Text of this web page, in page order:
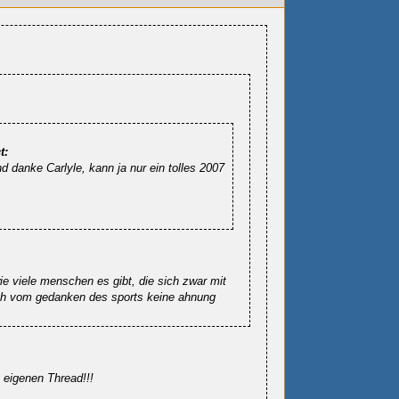
danke Carlyle, kann ja nur ein tolles 2007
viele menschen es gibt, die sich zwar mit
vom gedanken des sports keine ahnung
Thread!!!